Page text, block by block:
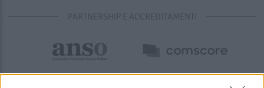
PARTNERSHIP E ACCREDITAMENTI